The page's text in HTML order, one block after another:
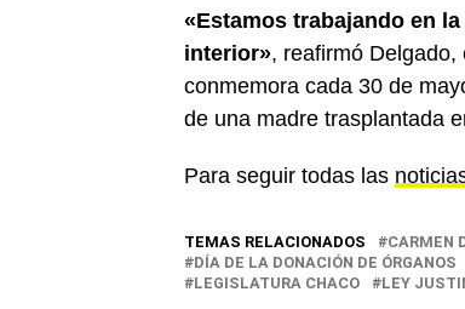
«Estamos trabajando en
interior», reafirmó
conmemora cada 30 de
de una madre trasplantada
Para seguir todas las
TEMAS RELACIONADOS CARMEN
DÍA DE LA DONACIÓN DE ÓRGANOS
LEGISLATURA CHACO
LEY